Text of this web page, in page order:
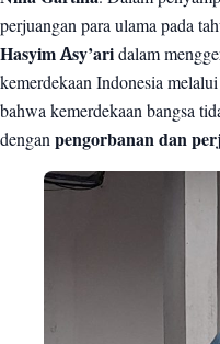
perjuangan para ulama pada
Hasyim Asy’ari dalam
kemerdekaan Indonesia melalui
bahwa kemerdekaan bangsa
dengan pengorbanan dan